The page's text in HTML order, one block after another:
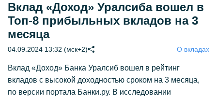
Вклад «Доход» Уралсиба вошел в
Топ-8 прибыльных вкладов на 3
месяца
04.09.2024 13:32 (мск+2) О вкладах
Вклад «Доход» Банка Уралсиб вошел в рейтинг
вкладов с высокой доходностью сроком на 3 месяца,
по версии портала Банки.ру. В исследовании